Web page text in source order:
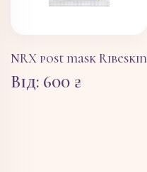
NRX post mask Ribeskin
Від: 600 ₴